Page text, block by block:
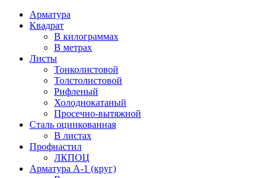
Арматура
Квадрат
В килограммах
В метрах
Листы
Тонколистовой
Толстолистовой
Рифленый
Холоднокатаный
Проcечно-вытяжной
Сталь оцинкованная
В листах
Профнастил
ЛКПОЦ
Арматура А-1 (круг)